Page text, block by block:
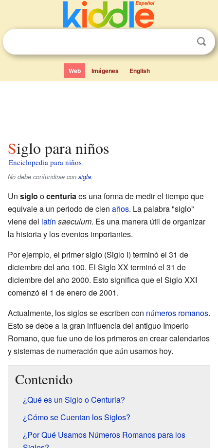
Web Imágenes English
Siglo para niños
Enciclopedia para niños
No debe confundirse con sigla.
Un siglo ocenturiaes una forma de medir el tiempo que
equivale a un periodo de cien años. La palabra "siglo"
viene del latín saeculum. Es una manera útil de organizar
la historia y los eventos importantes.
Por ejemplo, el primer siglo (Siglo I) terminó el 31 de
diciembre del año 100. El Siglo XX terminó el 31 de
diciembre del año 2000. Esto significa que el Siglo XXI
comenzó el 1 de enero de 2001.
Actualmente, los siglos se escriben con números romanos.
Esto se debe a la gran influencia del antiguo Imperio
Romano, que fue uno de los primeros en crear calendarios
y sistemas de numeración que aún usamos hoy.
Contenido
¿Qué es un Siglo o Centuria?
¿Cómo se Cuentan los Siglos?
¿Por Qué Usamos Números Romanos para los